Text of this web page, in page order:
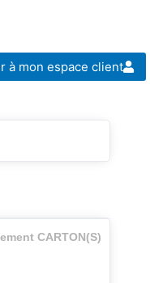
à mon espace client
CARTON(S)